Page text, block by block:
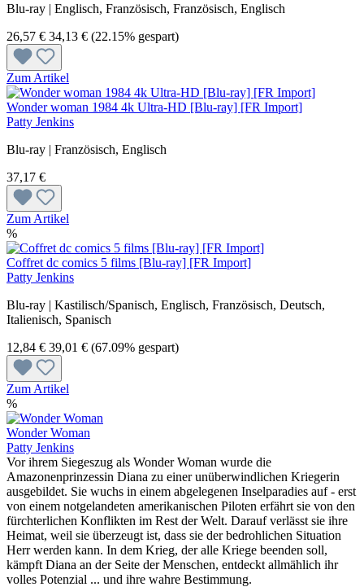
Blu-ray | Englisch, Französisch, Französisch, Englisch
26,57 € 34,13 € (22.15% gespart)
Zum Artikel
Wonder woman 1984 4k Ultra-HD [Blu-ray] [FR Import]
Patty Jenkins
Blu-ray | Französisch, Englisch
37,17 €
Zum Artikel
%
Coffret dc comics 5 films [Blu-ray] [FR Import]
Patty Jenkins
Blu-ray | Kastilisch/Spanisch, Englisch, Französisch, Deutsch,
Italienisch, Spanisch
12,84 € 39,01 € (67.09% gespart)
Zum Artikel
%
Wonder Woman
Patty Jenkins
Vor ihrem Siegeszug als Wonder Woman wurde die
Amazonenprinzessin Diana zu einer unüberwindlichen Kriegerin
ausgebildet. Sie wuchs in einem abgelegenen Inselparadies auf - erst
von einem notgelandeten amerikanischen Piloten erfährt sie von den
fürchterlichen Konflikten im Rest der Welt. Darauf verlässt sie ihre
Heimat, weil sie überzeugt ist, dass sie der bedrohlichen Situation
Herr werden kann. In dem Krieg, der alle Kriege beenden soll,
kämpft Diana an der Seite der Menschen, entdeckt allmählich ihr
volles Potenzial ... und ihre wahre Bestimmung.